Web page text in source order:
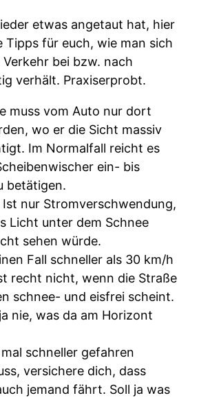
etwas angetaut hat, hier
Tipps für euch, wie man sich
bei bzw. nach
verhält. Praxiserprobt.
muss vom Auto nur dort
wo er die Sicht massiv
Im Normalfall reicht es
ein- bis
betätigen.
Ist nur Stromverschwendung,
Licht unter dem Schnee
sehen würde.
Fall schneller als 30 km/h
recht nicht, wenn die Straße
schnee- und eisfrei scheint.
nie, was da am Horizont
schneller gefahren
versichere dich, dass
jemand fährt. Soll ja was